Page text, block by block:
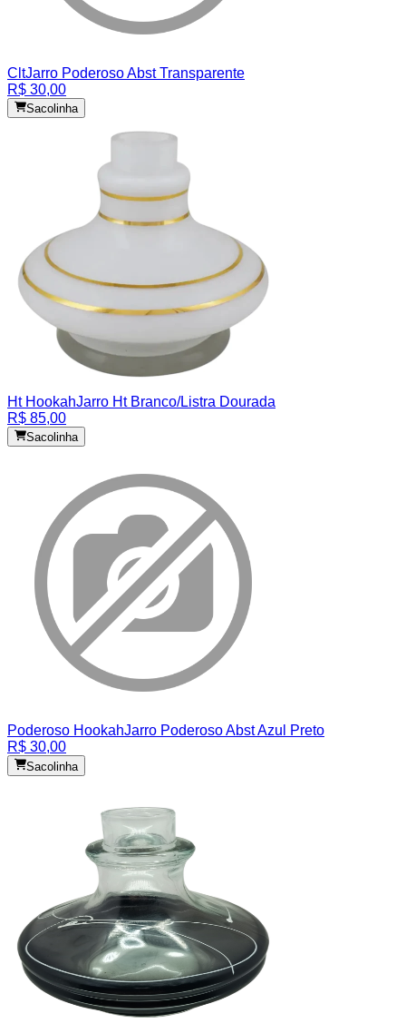
CltJarro Poderoso Abst Transparente
R$ 30,00
Sacolinha
Ht HookahJarro Ht Branco/Listra Dourada
R$ 85,00
Sacolinha
Poderoso HookahJarro Poderoso Abst Azul Preto
R$ 30,00
Sacolinha